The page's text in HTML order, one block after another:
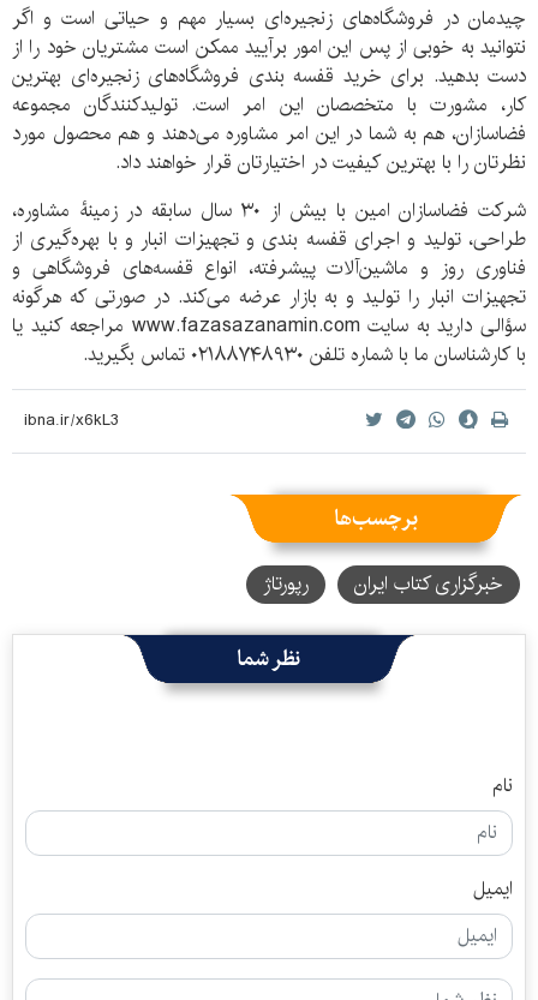
چیدمان در فروشگاه‌های زنجیره‌ای بسیار مهم و حیاتی است و اگر
نتوانید به خوبی از پس این امور برآیید ممکن است مشتریان خود را از
دست بدهید. برای خرید قفسه بندی فروشگاه‌های زنجیره‌ای بهترین
کار، مشورت با متخصصان این امر است. تولیدکنندگان مجموعه
فضاسازان، هم به شما در این امر مشاوره می‌دهند و هم محصول مورد
نظرتان را با بهترین کیفیت در اختیارتان قرار خواهند داد.
شرکت فضاسازان امین با بیش از ۳۰ سال سابقه در زمینۀ مشاوره،
طراحی، تولید و اجرای قفسه بندی و تجهیزات انبار و با بهره‌گیری از
فناوری روز و ماشین‌آلات پیشرفته، انواع قفسه‌های فروشگاهی و
تجهیزات انبار را تولید و به بازار عرضه می‌کند. در صورتی که هرگونه
سؤالی دارید به سایت www.fazasazanamin.com مراجعه کنید یا
با کارشناسان ما با شماره تلفن ۰۲۱۸۸۷۴۸۹۳۰ تماس بگیرید.
برچسب‌ها
خبرگزاری کتاب ایران رپورتاژ
نظر شما
نام
ایمیل